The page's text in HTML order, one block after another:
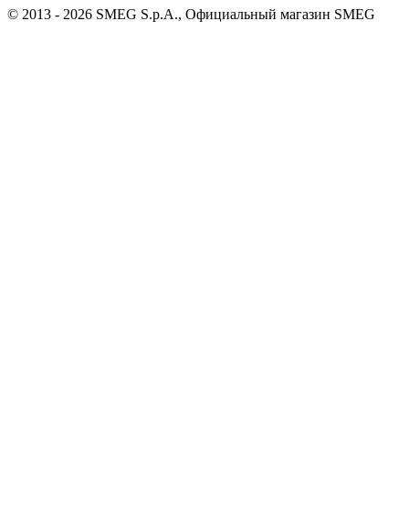
© 2013 - 2026 SMEG S.p.A., Официальный магазин SMEG